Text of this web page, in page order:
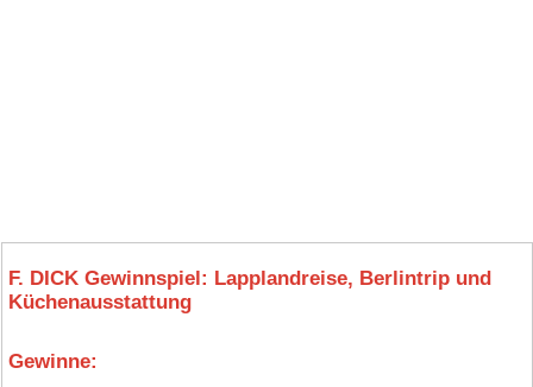
F. DICK Gewinnspiel: Lapplandreise, Berlintrip und
Küchenausstattung
Gewinne: